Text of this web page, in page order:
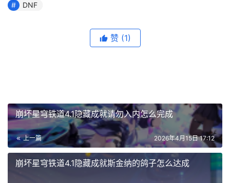
DNF
赞 (1)
崩坏星穹铁道4.1隐藏成就请勿入内怎么完成
上一篇 2026年4月15日 17:12
崩坏星穹铁道4.1隐藏成就斯金纳的鸽子怎么达成